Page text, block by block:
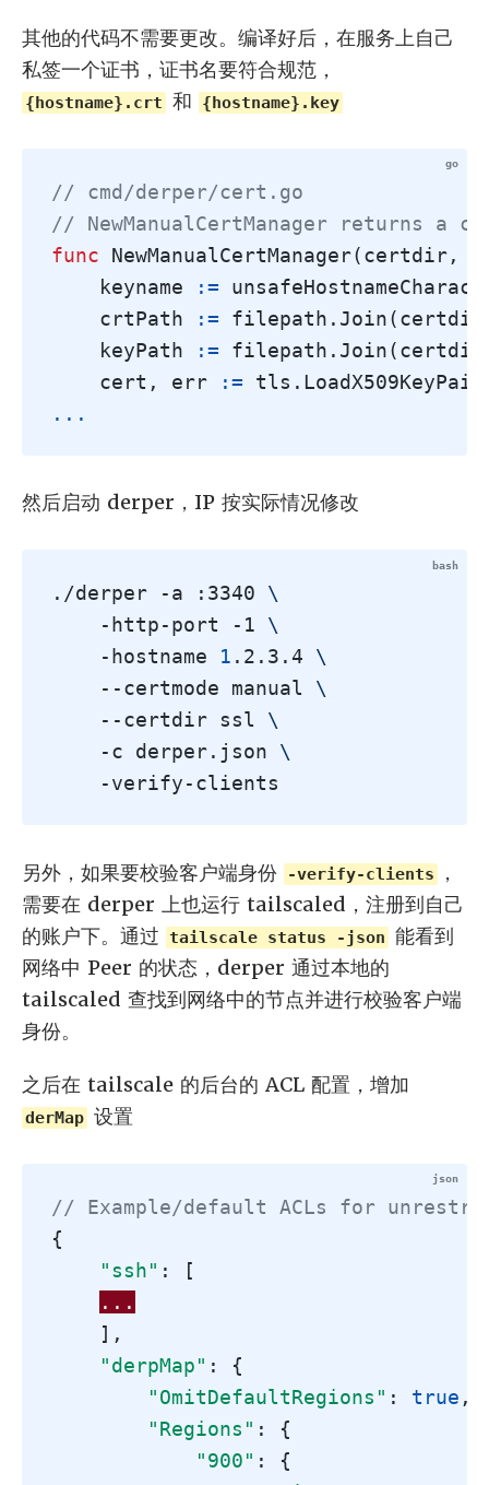
其他的代码不需要更改。编译好后，在服务上自己
私签一个证书，证书名要符合规范，
{hostname}.crt 和 {hostname}.key
// cmd/derper/cert.go
// NewManualCertManager returns
func
NewManualCertManager(certdir,
keyname
:=
crtPath
:= filepath . Join(certdir
keyPath
:= filepath . Join(certdir
cert , err := tls . LoadX509KeyPair
...
然后启动 derper，IP 按实际情况修改
./derper -a :3340 \
    -http-port -1
\
    -hostname
1 .2.3.4 \
    --certmode manual
\
    --certdir ssl
\
    -c derper.json
\
另外，如果要校验客户端身份 -verify-clients
，
需要在 derper 上也运行 tailscaled，注册到自己
的账户下。通过 tailscale status -json 能看到
网络中 Peer 的状态，derper 通过本地的
tailscaled 查找到网络中的节点并进行校验客户端
身份。
之后在 tailscale 的后台的 ACL 配置，增加
derMap 设置
// Example/default ACLs for
{
"ssh" :
[
...
],
"derpMap" :
{
"OmitDefaultRegions" : true ,
"Regions" :
{
"900" :
{